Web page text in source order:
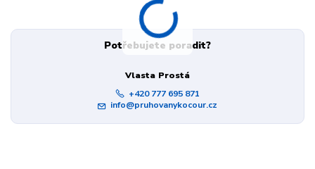
Potřebujete poradit?
Vlasta Prostá
+420 777 695 871
info@pruhovanykocour.cz